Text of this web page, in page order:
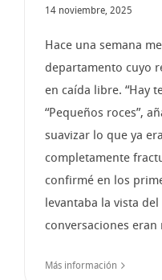
14 noviembre, 2025
Hace una semana
departamento cuyo
en caída libre. “Hay
“Pequeños roces”,
suavizar lo que ya
completamente
confirmé en los
levantaba la vista
conversaciones eran
Más información